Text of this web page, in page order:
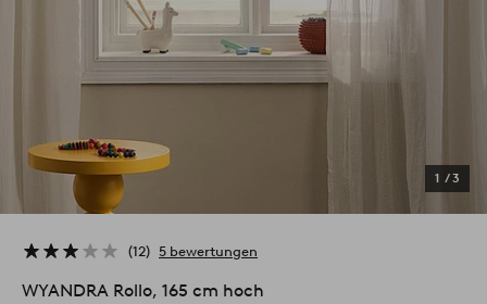
1 /3
12 5 bewertungen
WYANDRA Rollo, 165 cm hoch